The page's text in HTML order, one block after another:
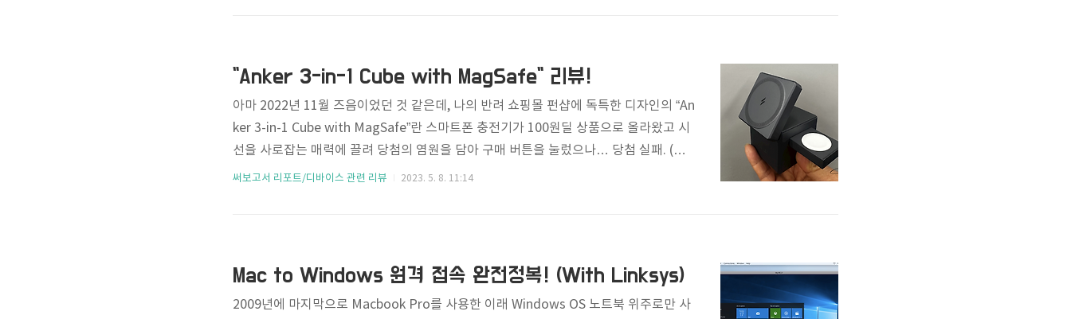
트 프로..
"Anker 3-in-1 Cube with MagSafe" 리뷰!
아마 2022년 11월 즈음이었던 것 같은데, 나의 반려 쇼핑몰 펀샵에 독특한 디자인의 “An
ker 3-in-1 Cube with MagSafe”란 스마트폰 충전기가 100원딜 상품으로 올라왔고 시
선을 사로잡는 매력에 끌려 당첨의 염원을 담아 구매 버튼을 눌렀으나… 당첨 실패. (이
것 뿐만 아니라 100원딜은 정말 당첨 안된다.) 특히나 기대했던 탓인지 빡침이 몇 배로
써보고서 리포트/디바이스 관련 리뷰 2023. 5. 8. 11:14
Mac to Windows 원격 접속 완전정복! (With Linksys)
2009년에 마지막으로 Macbook Pro를 사용한 이래 Windows OS 노트북 위주로만 사